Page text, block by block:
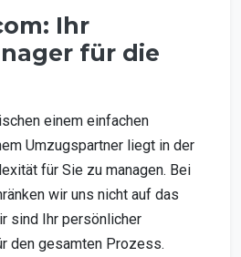
Ihr
für die
einem einfachen
Umzugspartner liegt in der
für Sie zu managen. Bei
wir uns nicht auf das
sind Ihr persönlicher
den gesamten Prozess.